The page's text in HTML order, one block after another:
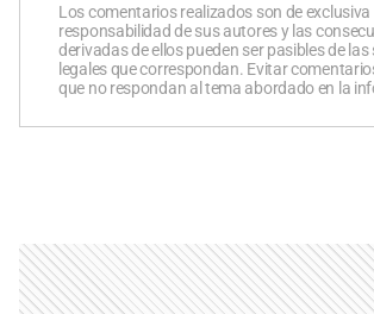
Los comentarios realizados son de exclusiva
responsabilidad de sus autores y las
derivadas de ellos pueden ser pasibles de
legales que correspondan. Evitar
que no respondan al tema abordado en la